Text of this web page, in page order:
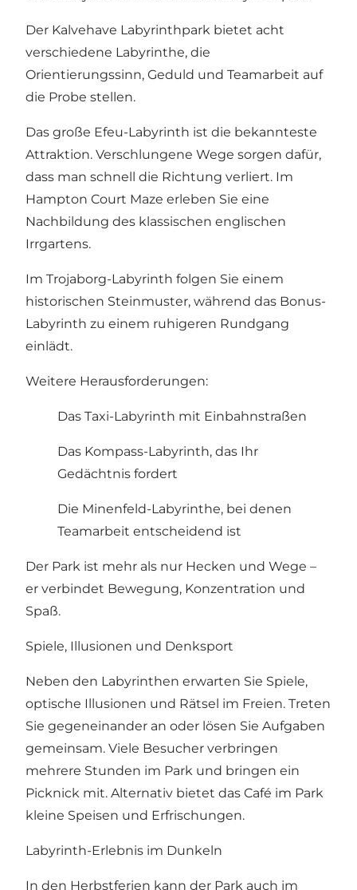
Der Kalvehave Labyrinthpark bietet acht
verschiedene Labyrinthe, die
Orientierungssinn, Geduld und Teamarbeit auf
die Probe stellen.
Das große Efeu-Labyrinth ist die bekannteste
Attraktion. Verschlungene Wege sorgen dafür,
dass man schnell die Richtung verliert. Im
Hampton Court Maze erleben Sie eine
Nachbildung des klassischen englischen
Irrgartens.
Im Trojaborg-Labyrinth folgen Sie einem
historischen Steinmuster, während das Bonus-
Labyrinth zu einem ruhigeren Rundgang
einlädt.
Weitere Herausforderungen:
Das Taxi-Labyrinth mit Einbahnstraßen
Das Kompass-Labyrinth, das Ihr
Gedächtnis fordert
Die Minenfeld-Labyrinthe, bei denen
Teamarbeit entscheidend ist
Der Park ist mehr als nur Hecken und Wege –
er verbindet Bewegung, Konzentration und
Spaß.
Spiele, Illusionen und Denksport
Neben den Labyrinthen erwarten Sie Spiele,
optische Illusionen und Rätsel im Freien. Treten
Sie gegeneinander an oder lösen Sie Aufgaben
gemeinsam. Viele Besucher verbringen
mehrere Stunden im Park und bringen ein
Picknick mit. Alternativ bietet das Café im Park
kleine Speisen und Erfrischungen.
Labyrinth-Erlebnis im Dunkeln
In den Herbstferien kann der Park auch im